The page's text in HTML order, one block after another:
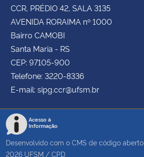
CCR, PRÉDIO 42, SALA 3135
AVENIDA RORAIMA nº 1000
Bairro CAMOBI
Santa Maria - RS
CEP: 97105-900
Telefone: 3220-8336
E-mail: sipg.ccr@ufsm.br
Acesso à
Informação
Desenvolvido com o CMS de código aberto
2026 UFSM / CPD